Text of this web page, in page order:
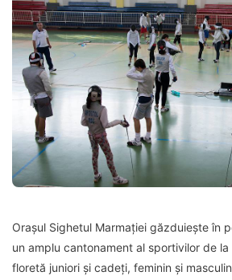
Orașul Sighetul Marmației găzduiește în
un amplu cantonament al sportivilor de
floretă juniori și cadeți, feminin și